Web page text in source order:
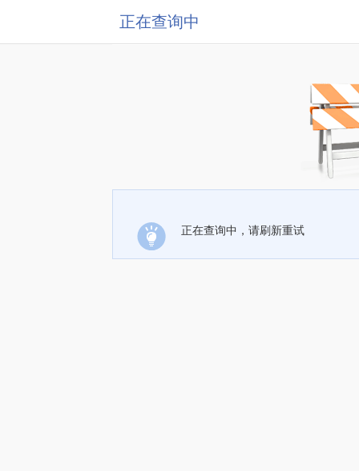
正在查询中
正在查询中，请刷新重试